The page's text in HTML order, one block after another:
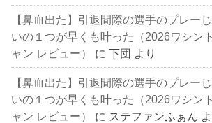
【鼻血出た】引退間際の選手のプレー
いの１つが早くも叶った（2026ワシン
ャン レビュー）
に下団 より
【鼻血出た】引退間際の選手のプレー
いの１つが早くも叶った（2026ワシン
ャン レビュー）
に ステファンふぁん